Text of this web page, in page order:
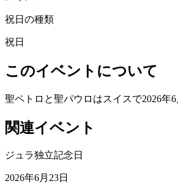
祝日の種類
祝日
このイベントについて
聖ペトロと聖パウロはスイスで2026年
関連イベント
ジュラ独立記念日
2026年6月23日